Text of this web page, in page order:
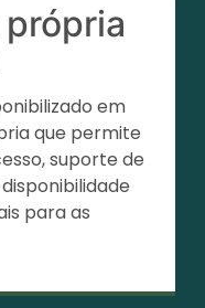
em
que permite
suporte de
para as